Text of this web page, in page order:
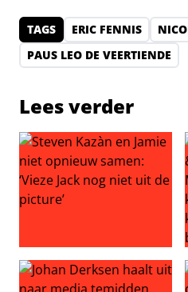
TAGS ERIC FENNIS
PAUS LEO DE VEERTIENDE
Lees verder
Steven Kazàn en Jamie niet